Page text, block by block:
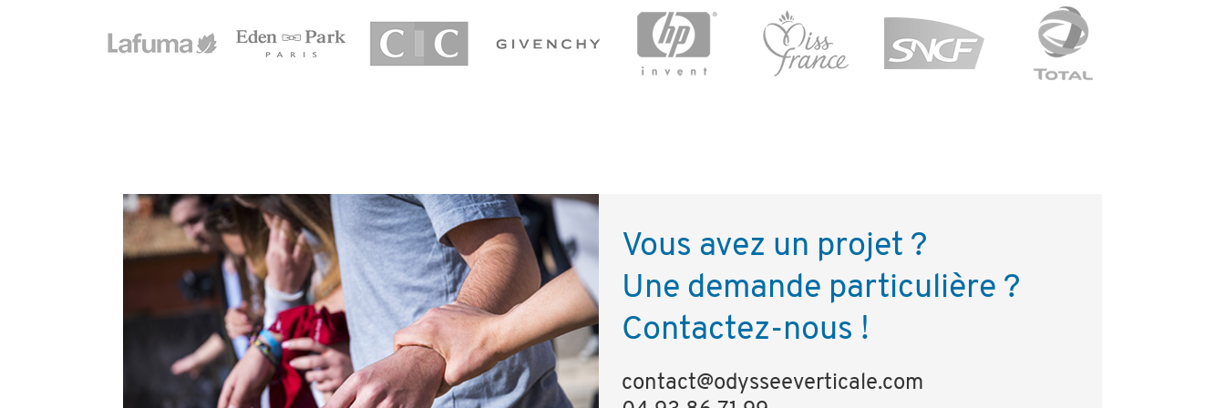
Vous avez un projet ?
Une demande particulière ?
Contactez-nous !
contact@odysseeverticale.com